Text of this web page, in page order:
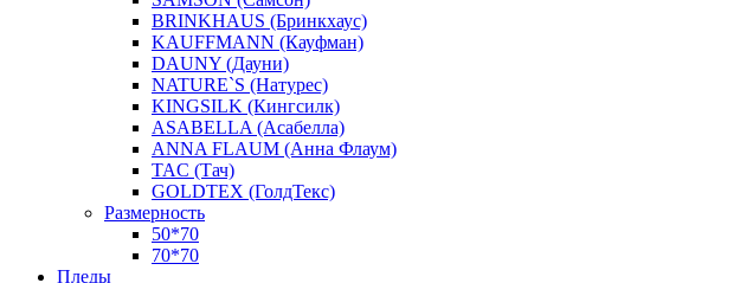
BRINKHAUS (Бринкхаус)
KAUFFMANN (Кауфман)
DAUNY (Дауни)
NATURE`S (Натурес)
KINGSILK (Кингсилк)
ASABELLA (Асабелла)
ANNA FLAUM (Анна Флаум)
TAC (Тач)
GOLDTEX (ГолдТекс)
Размерность
50*70
70*70
Пледы